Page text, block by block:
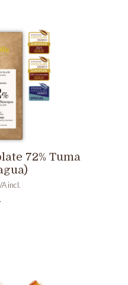
72% Tuma
incl.